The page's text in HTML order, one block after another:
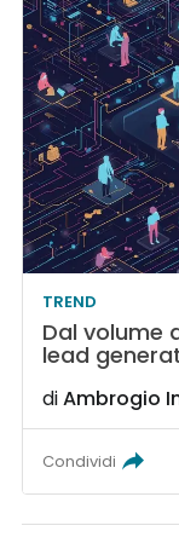
TREND
Dal volume
lead
diAmbrogio
Condividi